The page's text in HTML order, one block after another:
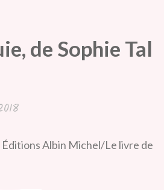
de Sophie Tal
Éditions Albin Michel/Le livre de